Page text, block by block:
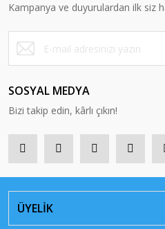
Kampanya ve duyurulardan ilk siz
SOSYAL MEDYA
Bizi takip edin, kârlı çıkın!
ÜYELİK